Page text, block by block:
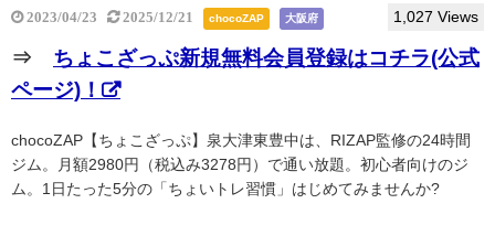
2023/04/23 2025/12/21 chocoZAP 大阪府 1,027 Views
⇒ ちょこざっぷ新規無料会員登録はコチラ(公式
ページ)！
chocoZAP【ちょこざっぷ】泉大津東豊中は、RIZAP監修の24時間
ジム。月額2980円（税込み3278円）で通い放題。初心者向けのジ
ム。1日たった5分の「ちょいトレ習慣」はじめてみませんか?